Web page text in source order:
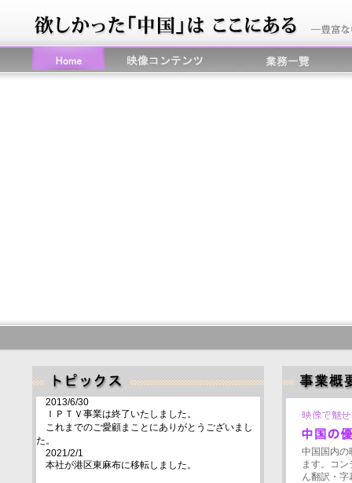
2013/6/30
ＩＰＴＶ事業は終了いたしました。
これまでのご愛顧まことにありがとうございまし
た。
2021/2/1
本社が港区東麻布に移転しました。
中国国内の
ます。コ
ん翻訳・